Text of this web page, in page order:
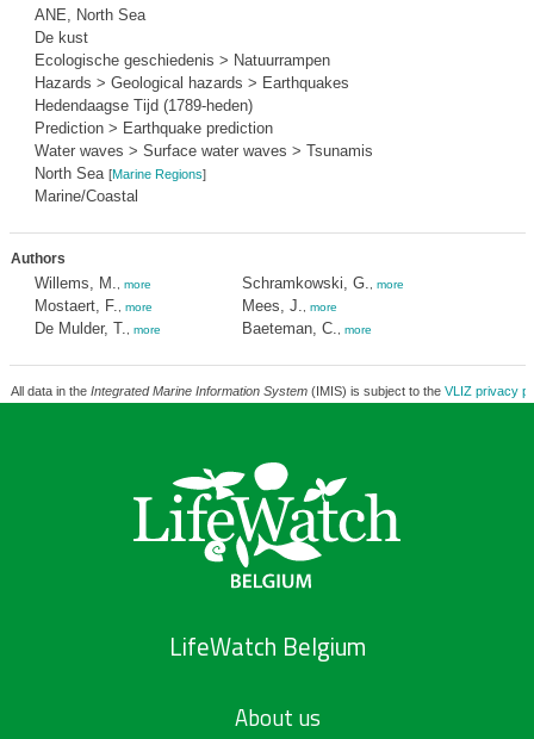
ANE, North Sea
De kust
Ecologische geschiedenis > Natuurrampen
Hazards > Geological hazards > Earthquakes
Hedendaagse Tijd (1789-heden)
Prediction > Earthquake prediction
Water waves > Surface water waves > Tsunamis
North Sea [Marine Regions]
Marine/Coastal
Authors
Willems, M. more
Mostaert, F. more
De Mulder, T. more
Schramkowski, G. more
Mees, J. more
Baeteman, C. more
All data in the Integrated Marine Information System(IMIS) is subject to the VLIZ privacy
LifeWatch Belgium
About us